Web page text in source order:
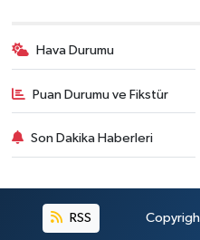
Hava Durumu
Puan Durumu ve Fikstür
Son Dakika Haberleri
RSS